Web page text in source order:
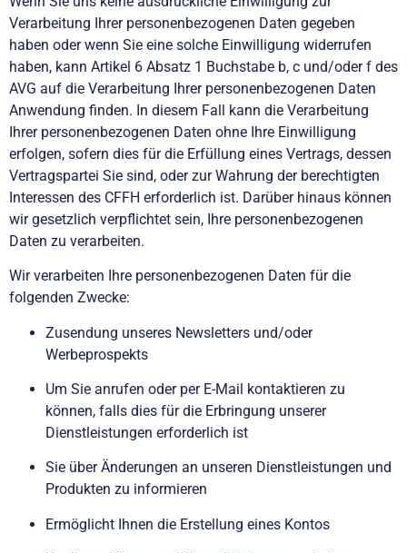
Verarbeitung Ihrer personenbezogenen Daten gegeben
haben oder wenn Sie eine solche Einwilligung widerrufen
haben, kann Artikel 6 Absatz 1 Buchstabe b, c und/oder f des
AVG auf die Verarbeitung Ihrer personenbezogenen Daten
Anwendung finden. In diesem Fall kann die Verarbeitung
Ihrer personenbezogenen Daten ohne Ihre Einwilligung
erfolgen, sofern dies für die Erfüllung eines Vertrags, dessen
Vertragspartei Sie sind, oder zur Wahrung der berechtigten
Interessen des CFFH erforderlich ist. Darüber hinaus können
wir gesetzlich verpflichtet sein, Ihre personenbezogenen
Daten zu verarbeiten.
Wir verarbeiten Ihre personenbezogenen Daten für die
folgenden Zwecke:
Zusendung unseres Newsletters und/oder
Werbeprospekts
Um Sie anrufen oder per E-Mail kontaktieren zu
können, falls dies für die Erbringung unserer
Dienstleistungen erforderlich ist
Sie über Änderungen an unseren Dienstleistungen und
Produkten zu informieren
Ermöglicht Ihnen die Erstellung eines Kontos